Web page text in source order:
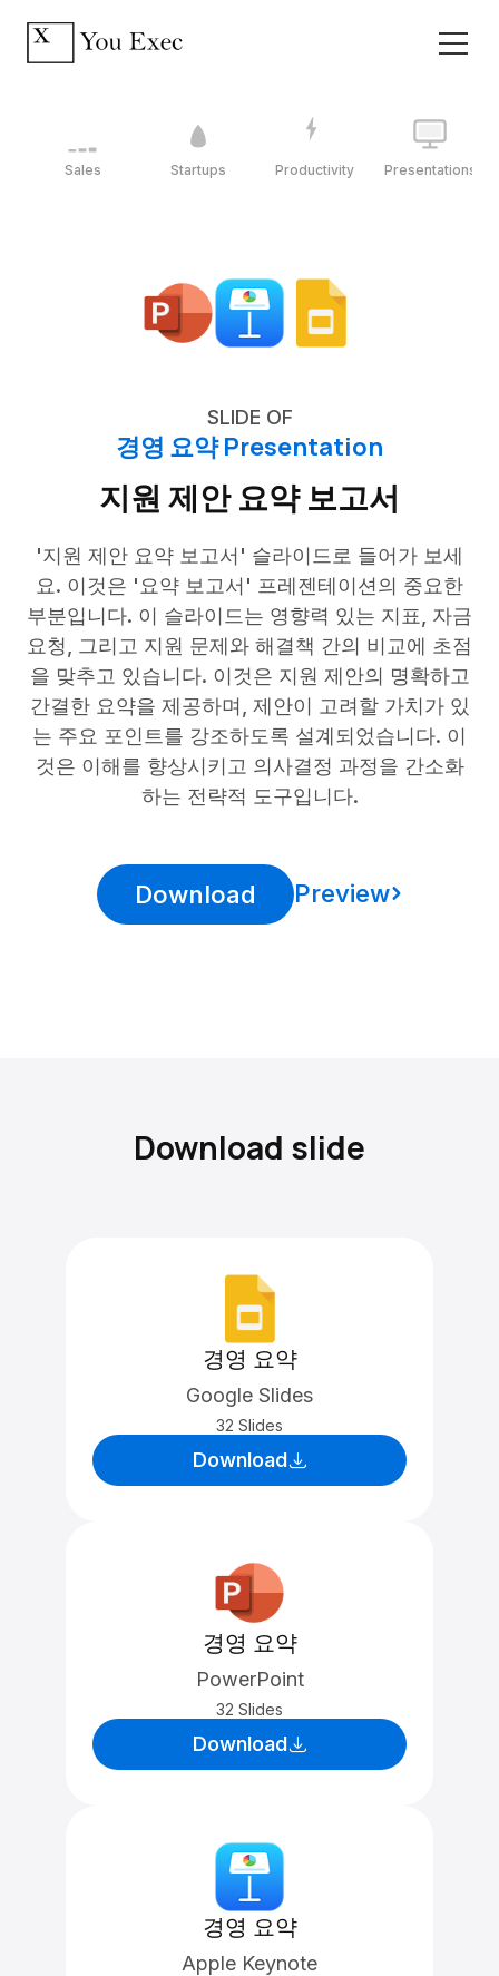
Sales Startups Productivity Presentations
SLIDE OF
경영 요약 Presentation
지원 제안 요약 보고서
'지원 제안 요약 보고서' 슬라이드로 들어가 보세
요. 이것은 '요약 보고서' 프레젠테이션의 중요한
부분입니다. 이 슬라이드는 영향력 있는 지표, 자금
요청, 그리고 지원 문제와 해결책 간의 비교에 초점
을 맞추고 있습니다. 이것은 지원 제안의 명확하고
간결한 요약을 제공하며, 제안이 고려할 가치가 있
는 주요 포인트를 강조하도록 설계되었습니다. 이
것은 이해를 향상시키고 의사결정 과정을 간소화
하는 전략적 도구입니다.
Download Preview
Download slide
경영 요약
Google Slides
32 Slides
Download
경영 요약
PowerPoint
32 Slides
Download
경영 요약
Apple Keynote